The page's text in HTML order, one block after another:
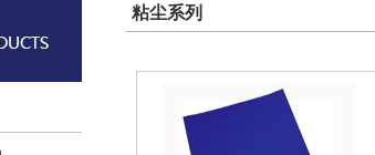
粘尘系列